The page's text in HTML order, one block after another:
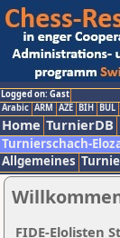
Logged on: Gast
Arabic ARM AZE BIH BUL
Home TurnierDB
Turnierschach-
Allgemeines
FIDE-Elolisten